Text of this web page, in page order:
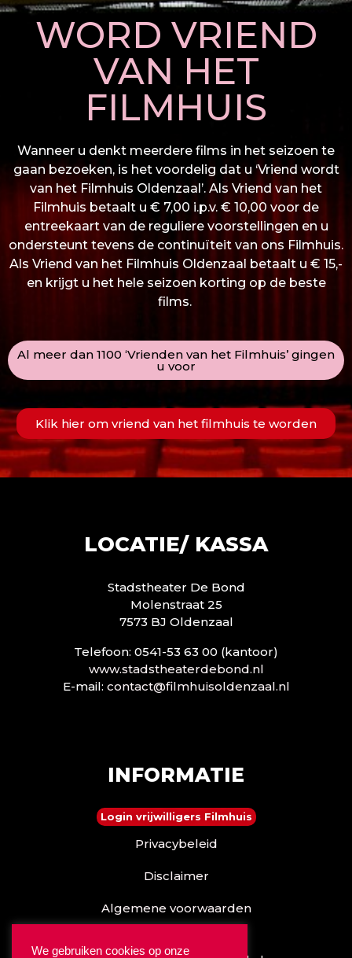
WORD VRIEND
VAN HET
FILMHUIS
Wanneer u denkt meerdere films in het seizoen te
gaan bezoeken, is het voordelig dat u ‘Vriend wordt
van het Filmhuis Oldenzaal’. Als Vriend van het
Filmhuis betaalt u € 7,00 i.p.v. € 10,00 voor de
entreekaart van de reguliere voorstellingen en u
ondersteunt tevens de continuïteit van ons Filmhuis.
Als Vriend van het Filmhuis Oldenzaal betaalt u € 15,-
en krijgt u het hele seizoen korting op de beste
films.
Al meer dan 1100 ‘Vrienden van het Filmhuis’ gingen
u voor
Klik hier om vriend van het filmhuis te worden
LOCATIE/ KASSA
Stadstheater De Bond
Molenstraat 25
7573 BJ Oldenzaal
Telefoon: 0541-53 63 00 (kantoor)
www.stadstheaterdebond.nl
E-mail: contact@filmhuisoldenzaal.nl
INFORMATIE
Login vrijwilligers Filmhuis
Privacybeleid
Disclaimer
Algemene voorwaarden
We gebruiken cookies op onze